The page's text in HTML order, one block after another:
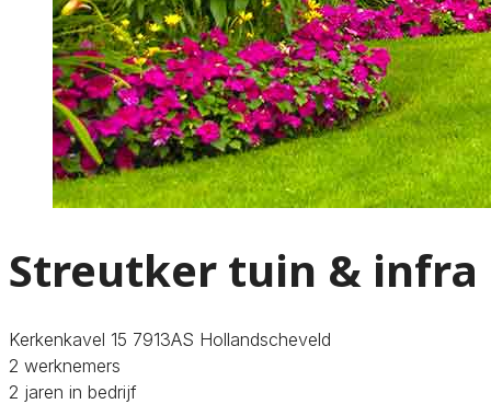
Streutker tuin & infra
Kerkenkavel 15 7913AS Hollandscheveld
2 werknemers
2 jaren in bedrijf